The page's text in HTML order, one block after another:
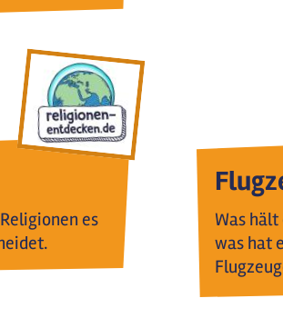
es
Was
was hat